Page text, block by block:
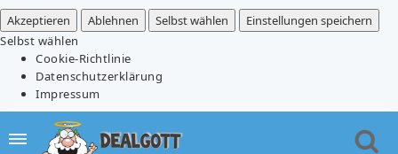
Akzeptieren
Ablehnen Selbst wählen
Einstellungen speichern
Selbst wählen
Cookie-Richtlinie
Datenschutzerklärung
Impressum